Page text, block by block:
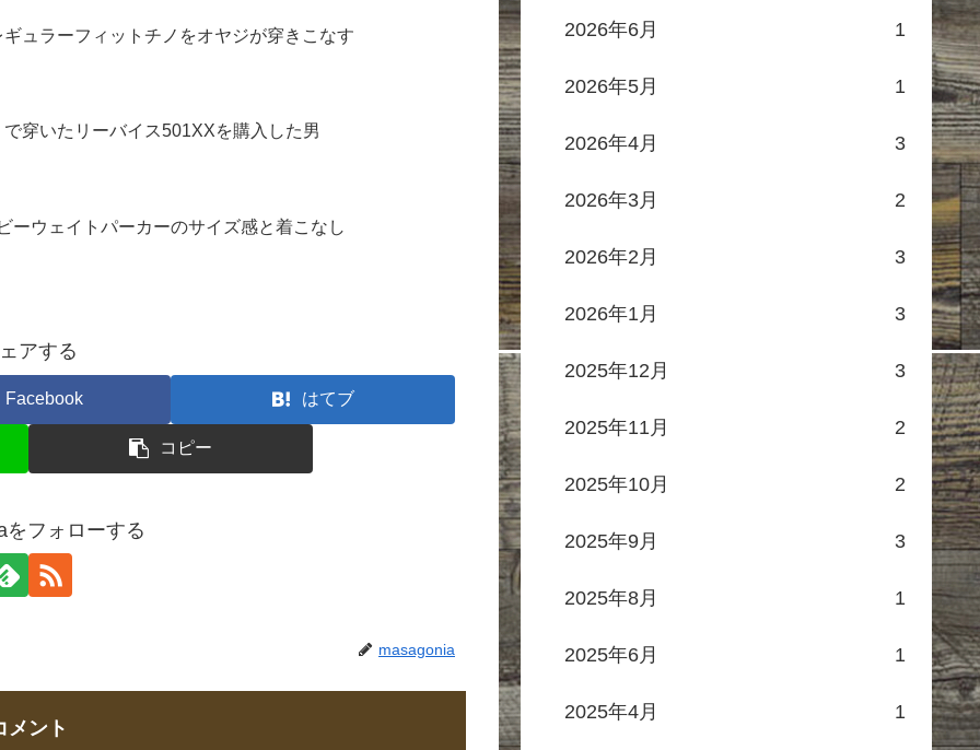
ュラーフィットチノをオヤジが穿きこなす
穿いたリーバイス501XXを購入した男
ーウェイトパーカーのサイズ感と着こなし
アする
Facebook はてブ
コピー
をフォローする
masagonia
メント
2026年6月 1
2026年5月 1
2026年4月 3
2026年3月 2
2026年2月 3
2026年1月 3
2025年12月 3
2025年11月 2
2025年10月 2
2025年9月 3
2025年8月 1
2025年6月 1
2025年4月 1